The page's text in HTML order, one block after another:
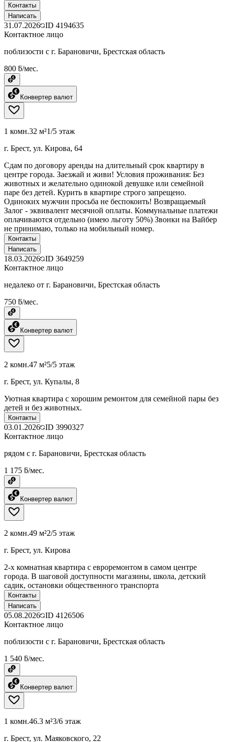
Контакты
Написать
31.07.2026 ID 4194635
Контактное лицо
поблизости с г. Барановичи, Брестская область
800 ƃ/мес.
Конвертер валют
1 комн.32 м²1/5 этаж
г. Брест, ул. Кирова, 64
Сдам по договору аренды на длительный срок квартиру в
центре города. Заезжай и живи! Условия проживания: Без
животных и желательно одинокой девушке или семейной
паре без детей. Курить в квартире строго запрещено.
Одиноких мужчин просьба не беспокоить! Возвращаемый
Залог - эквивалент месячной оплаты. Коммунальные платежи
оплачиваются отдельно (имею льготу 50%) Звонки на Вайбер
не принимаю, только на мобильный номер.
Контакты
Написать
18.03.2026 ID 3649259
Контактное лицо
недалеко от г. Барановичи, Брестская область
750 ƃ/мес.
Конвертер валют
2 комн.47 м²5/5 этаж
г. Брест, ул. Купалы, 8
Уютная квартира с хорошим ремонтом для семейной пары без
детей и без животных.
Контакты
03.01.2026 ID 3990327
Контактное лицо
рядом с г. Барановичи, Брестская область
1 175 ƃ/мес.
Конвертер валют
2 комн.49 м²2/5 этаж
г. Брест, ул. Кирова
2-х комнатная квартира с евроремонтом в самом центре
города. В шаговой доступности магазины, школа, детский
садик, остановки общественного транспорта
Контакты
Написать
05.08.2026 ID 4126506
Контактное лицо
поблизости с г. Барановичи, Брестская область
1 540 ƃ/мес.
Конвертер валют
1 комн.46.3 м²3/6 этаж
г. Брест, ул. Маяковского, 22